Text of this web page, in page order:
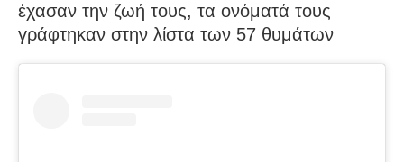
έχασαν την ζωή τους, τα ονόματά τους
γράφτηκαν στην λίστα των 57 θυμάτων